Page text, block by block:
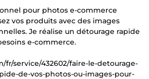
pour photos e-commerce
vos produits avec des images
Je réalise un détourage rapide
e-commerce.
fr/service/432602/faire-le-detourage-
de-vos-photos-ou-images-pour-